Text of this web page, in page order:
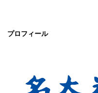
プロフィール